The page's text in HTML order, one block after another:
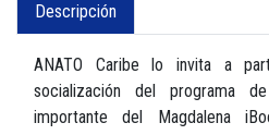
Descripción
ANATO Caribe lo invita a
socialización del programa
importante del Magdalena